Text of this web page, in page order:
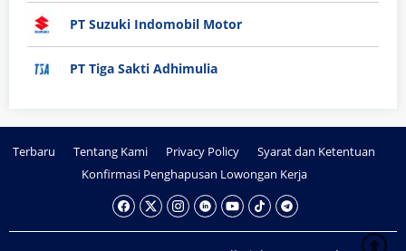
PT Suzuki Indomobil Motor
PT Tiga Sakti Adhimulia
Terbaru Tentang Kami Privacy Policy
Syarat dan Ketentuan
Konfirmasi Penghapusan Lowongan Kerja